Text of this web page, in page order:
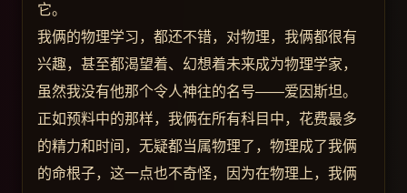
它。
我俩的物理学习，都还不错，对物理，我俩都很有
兴趣，甚至都渴望着、幻想着未来成为物理学家，
虽然我没有他那个令人神往的名号——爱因斯坦。
正如预料中的那样，我俩在所有科目中，花费最多
的精力和时间，无疑都当属物理了，物理成了我俩
的命根子，这一点也不奇怪，因为在物理上，我俩